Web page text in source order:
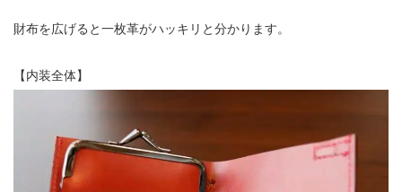
財布を広げると一枚革がハッキリと分かります。
【内装全体】